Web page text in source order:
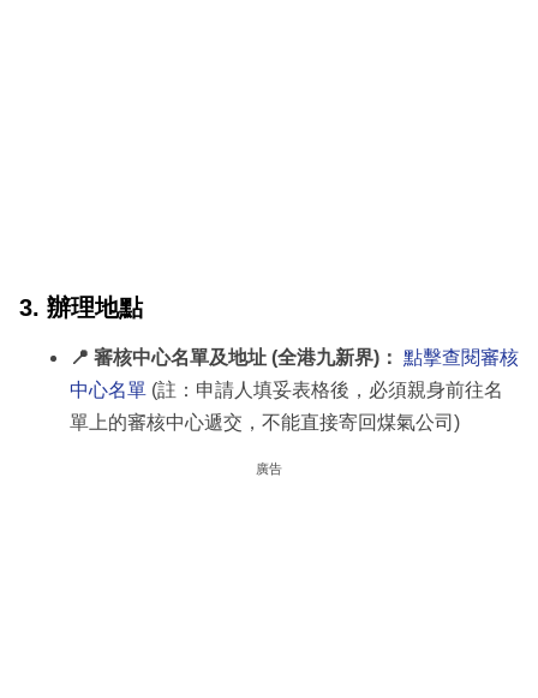
3. 辦理地點
📍 審核中心名單及地址 (全港九新界)： 點擊查閱審核
中心名單 (註：申請人填妥表格後，必須親身前往名
單上的審核中心遞交，不能直接寄回煤氣公司)
廣告